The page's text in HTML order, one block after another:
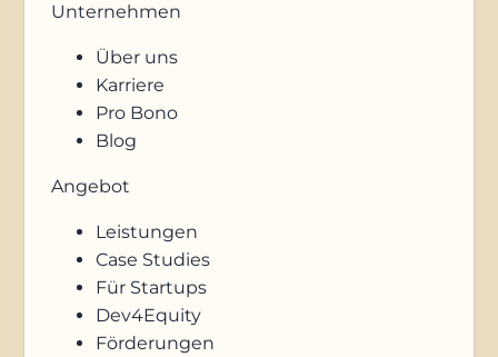
Unternehmen
Über uns
Karriere
Pro Bono
Blog
Angebot
Leistungen
Case Studies
Für Startups
Dev4Equity
Förderungen